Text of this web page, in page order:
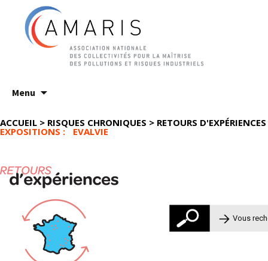
Menu
au
ACCUEIL > RISQUES CHRONIQUES > RETOURS D'EXPÉRIENCES
EXPOSITIONS : EVALVIE
Rechercher